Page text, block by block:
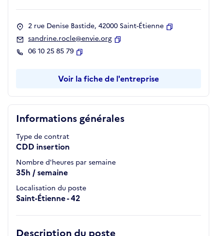
Informations générales
Type de contrat
CDD insertion
Nombre d'heures par semaine
35h / semaine
Localisation du poste
Saint-Étienne - 42
2 rue Denise Bastide, 42000 Saint-Étienne
sandrine.rocle@envie.org
06 10 25 85 79
Voir la fiche de l'entreprise